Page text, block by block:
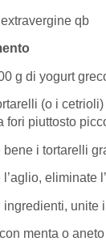
qb
g di yogurt
(o i
fori piuttosto
i tortarelli
l’aglio, eliminate
ingredienti, unite
menta o